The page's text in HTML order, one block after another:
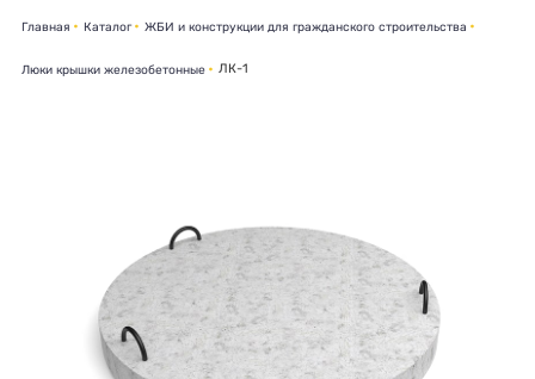
Главная Каталог ЖБИ и конструкции для гражданского строительства
Люки крышки железобетонные ЛК-1